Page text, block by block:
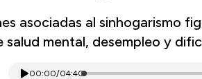
asociadas al sinhogarismo
salud mental, desempleo y
00:00/04:40